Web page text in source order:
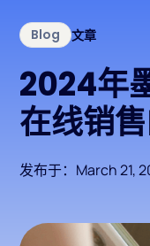
Blog 文章
2024年
在线销
发布于： March 21,